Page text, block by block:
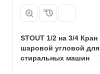
STOUT 1/2 на 3/4 Кран
шаровой угловой для
стиральных машин